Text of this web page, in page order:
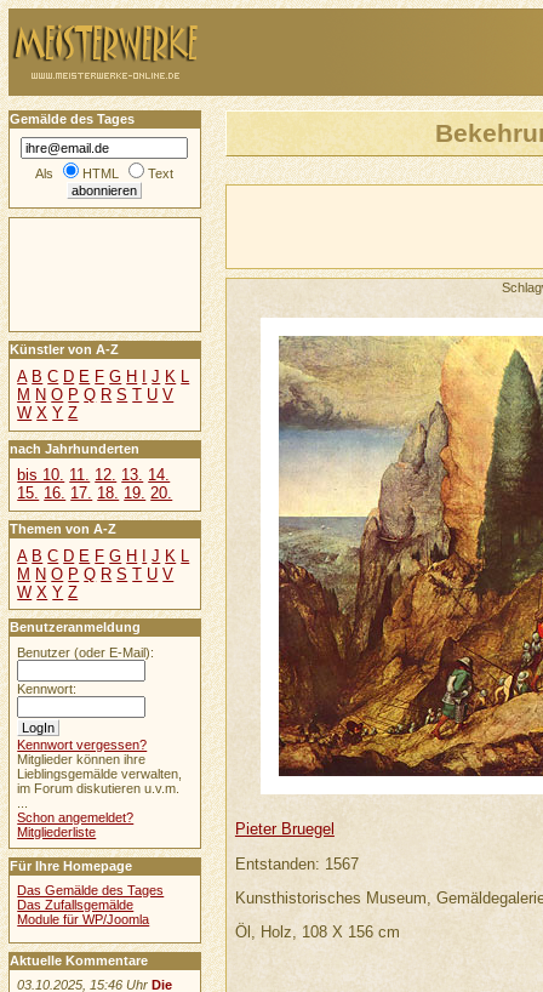
Pieter Bruegel
Entstanden: 1567
Kunsthistorisches Museum,
Öl, Holz, 108 X 156 cm
Gemälde des Tages
Als HTML Text
Künstler von A-Z
A B C D E F G H J K L
M N O P Q R S T U V
W X Y Z
nach Jahrhunderten
bis 10. 11. 12. 13. 14.
15. 16. 17. 18. 19. 20.
Themen von A-Z
A B C D E F G H I J K L
M N O P Q R S T U V
W X Y Z
Benutzeranmeldung
Benutzer (oder E-Mail):
Kennwort:
Kennwort vergessen?
Mitglieder können ihre
Lieblingsgemälde verwalten,
im Forum diskutieren u.v.m.
Schon angemeldet?
Mitgliederliste
Für Ihre Homepage
Das Gemälde des Tages
Das Zufallsgemälde
Module für WP/Joomla
Aktuelle Kommentare
03.10.2025, 15:46 Uhr Die